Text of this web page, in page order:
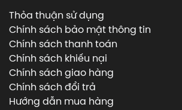
Thỏa thuận sử dụng
Chính sách bảo mật thông tin
Chính sách thanh toán
Chính sách khiếu nại
Chính sách giao hàng
Chính sách đổi trả
Hướng dẫn mua hàng